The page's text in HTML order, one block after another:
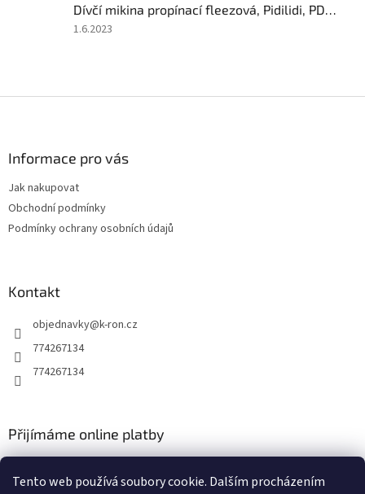
Tento web používá soubory cookie. Dalším procházením
z
5
Dívčí mikina propínací fleezová, Pidilidi, PD1116-03, růžová
Hodnocení
1.6.2023
Informace pro vás
Jak nakupovat
Obchodní podmínky
Podmínky ochrany osobních údajů
Kontakt
objednavky@k-ron.cz
774267134
774267134
Přijímáme online platby